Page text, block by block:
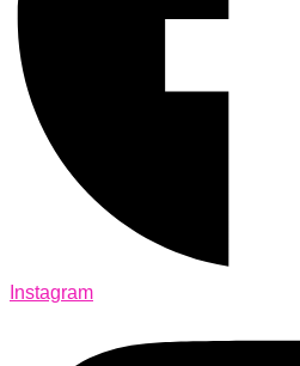
Instagram